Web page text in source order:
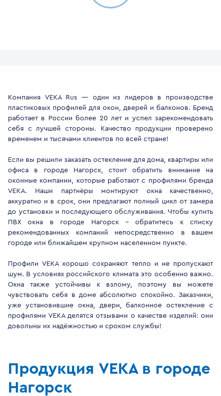
Компания VEKA Rus — один из лидеров в производстве
пластиковых профилей для окон, дверей и балконов. Бренд
работает в России более 20 лет и успел зарекомендовать
себя с лучшей стороны. Качество продукции проверено
временем и тысячами клиентов по всей стране!
Если вы решили заказать остекление для дома, квартиры или
офиса в городе Нагорск, стоит обратить внимание на
оконные компании, которые работают с профилями бренда
VEKA. Наши партнёры монтируют окна качественно,
аккуратно и в срок, они предлагают полный цикл от замера
до установки и последующего обслуживания. Чтобы купить
ПВХ окна в городе Нагорск - обратитесь к списку
рекомендованных компаний непосредственно в вашем
городе или ближайшем крупном населенном пункте.
Профили VEKA хорошо сохраняют тепло и не пропускают
шум. В условиях российского климата это особенно важно.
Окна также устойчивы к взлому, поэтому вы можете
чувствовать себя в доме абсолютно спокойно. Заказчики,
уже установившие окна, двери, балконное остекление с
профилями VEKA делятся отзывами о качестве изделий: они
довольны их надёжностью и сроком службы!
Продукция VEKA в городе
Нагорск